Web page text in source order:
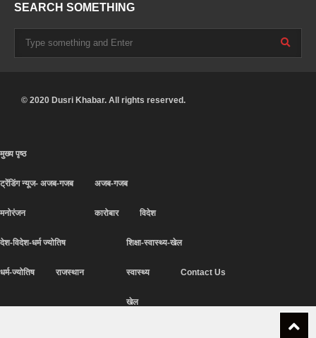
SEARCH SOMETHING
© 2020 Dusri Khabar. All rights reserved.
मुख्य पृष्ठ
ट्रेंडिंग न्यूज- अजब-गजब
मनोरंजन
अजब-गजब
कारोबार विदेश
देश-विदेश-धर्म ज्योतिष
धर्म-ज्योतिष राजस्थान
शिक्षा-स्वास्थ्य-खेल
स्वास्थ्य
खेल
Contact Us